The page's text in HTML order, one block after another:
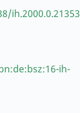
ih.2000.0.21353
ih-